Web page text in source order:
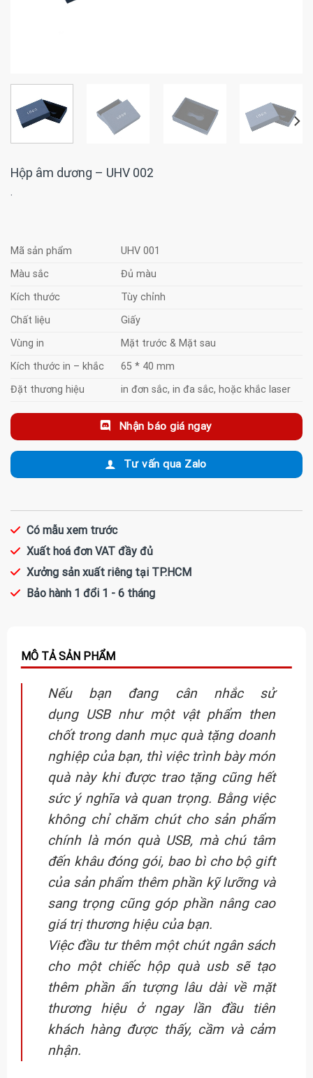
Hộp âm dương – UHV 002
·
Mã sản phẩm
UHV 001
Màu sắc
Đủ màu
Kích thước
Tùy chỉnh
Chất liệu
Giấy
Vùng in
Mặt trước & Mặt sau
Kích thước in – khắc
65 * 40 mm
Đặt thương hiệu
in đơn sắc, in đa sắc, hoặc khắc laser
Nhận báo giá ngay
Tư vấn qua Zalo
Có mẫu xem trước
Xuất hoá đơn VAT đầy đủ
Xưởng sản xuất riêng tại TP.HCM
Bảo hành 1 đổi 1 - 6 tháng
Nếu bạn đang cân nhắc sử
dụng USB như một vật phẩm then
chốt trong danh mục quà tặng doanh
nghiệp của bạn, thì việc trình bày món
quà này khi được trao tặng cũng hết
sức ý nghĩa và quan trọng. Bằng việc
không chỉ chăm chút cho sản phẩm
chính là món quà USB, mà chú tâm
đến khâu đóng gói, bao bì cho bộ gift
của sản phẩm thêm phần kỹ lưỡng và
sang trọng cũng góp phần nâng cao
giá trị thương hiệu của bạn.
Việc đầu tư thêm một chút ngân sách
cho một chiếc hộp quà usb sẽ tạo
thêm phần ấn tượng lâu dài về mặt
thương hiệu ở ngay lần đầu tiên
khách hàng được thấy, cầm và cảm
nhận.